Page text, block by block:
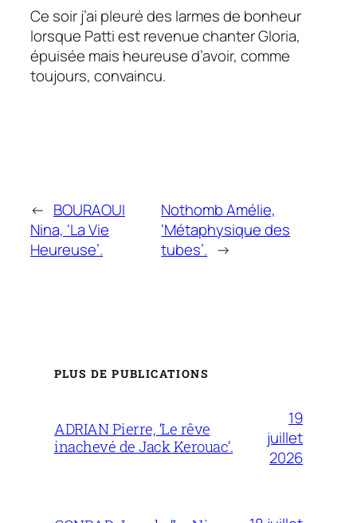
Ce soir j’ai pleuré des larmes de bonheur
lorsque Patti est revenue chanterGloria,
épuisée mais heureuse d’avoir, comme
toujours, convaincu.
← BOURAOUI
Nina, ‘La Vie
Heureuse’.
Nothomb Amélie,
‘Métaphysique des
tubes’. →
PLUS DE PUBLICATIONS
ADRIAN Pierre, ‘Le rêve
inachevé de Jack Kerouac’.
19
juillet
2026